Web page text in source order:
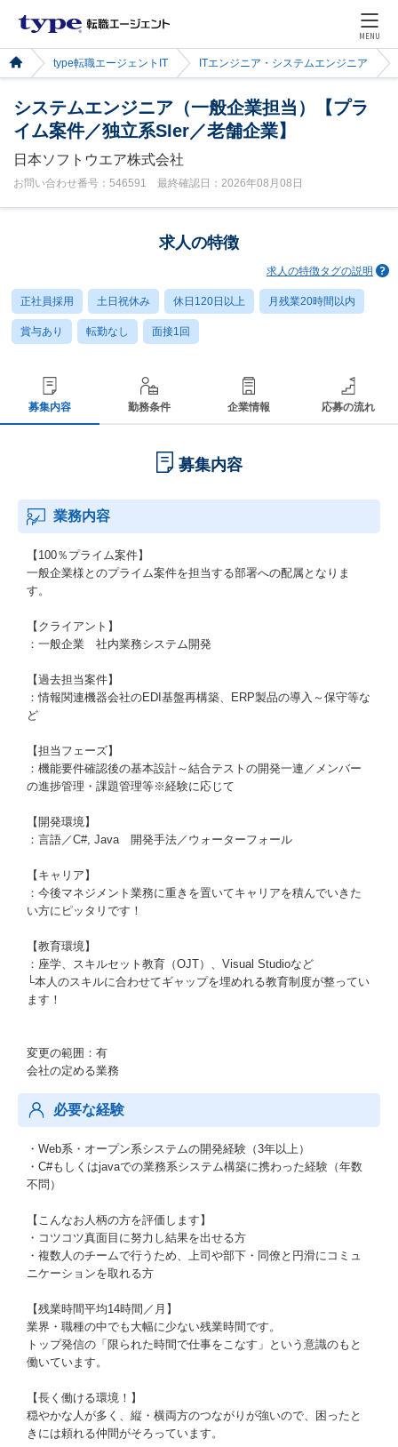
MENU
type転職エージェントIT ITエンジニア・システムエンジニア
システムエンジニア（一般企業担当）【プラ
イム案件／独立系SIer／老舗企業】
日本ソフトウエア株式会社
お問い合わせ番号：546591 最終確認日：2026年08月08日
求人の特徴
求人の特徴タグの説明
正社員採用 土日祝休み 休日120日以上 月残業20時間以内
賞与あり 転勤なし 面接1回
募集内容 勤務条件 企業情報 応募の流れ
募集内容
業務内容
【100％プライム案件】
一般企業様とのプライム案件を担当する部署への配属となりま
す。
【クライアント】
：一般企業 社内業務システム開発
【過去担当案件】
：情報関連機器会社のEDI基盤再構築、ERP製品の導入～保守等な
ど
【担当フェーズ】
：機能要件確認後の基本設計～結合テストの開発一連／メンバー
の進捗管理・課題管理等※経験に応じて
【開発環境】
：言語／C#, Java 開発手法／ウォーターフォール
【キャリア】
：今後マネジメント業務に重きを置いてキャリアを積んでいきた
い方にピッタリです！
【教育環境】
：座学、スキルセット教育（OJT）、Visual Studioなど
└本人のスキルに合わせてギャップを埋めれる教育制度が整ってい
ます！
変更の範囲：有
会社の定める業務
必要な経験
・Web系・オープン系システムの開発経験（3年以上）
・C#もしくはjavaでの業務系システム構築に携わった経験（年数
不問）
【こんなお人柄の方を評価します】
・コツコツ真面目に努力し結果を出せる方
・複数人のチームで行うため、上司や部下・同僚と円滑にコミュ
ニケーションを取れる方
【残業時間平均14時間／月】
業界・職種の中でも大幅に少ない残業時間です。
トップ発信の「限られた時間で仕事をこなす」という意識のもと
働いています。
【長く働ける環境！】
穏やかな人が多く、縦・横両方のつながりが強いので、困ったと
きには頼れる仲間がそろっています。